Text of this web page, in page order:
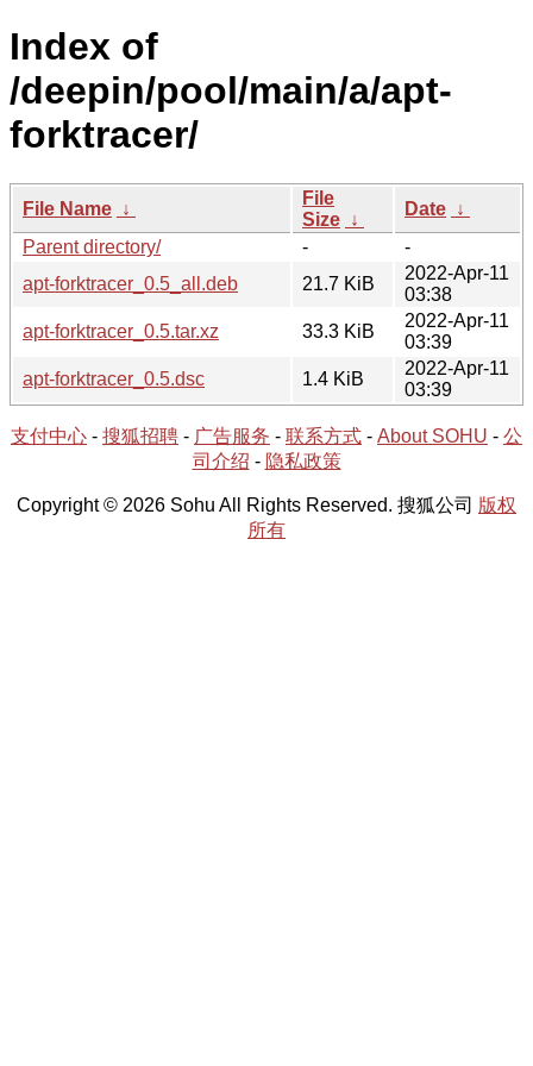
Index of
/deepin/pool/main/a/apt-
forktracer/
File Name ↓
File
Size ↓
Date ↓
Parent directory/
-
-
apt-forktracer_0.5_all.deb
21.7 KiB
2022-Apr-11
03:38
apt-forktracer_0.5.tar.xz
33.3 KiB
2022-Apr-11
03:39
apt-forktracer_0.5.dsc
1.4 KiB
2022-Apr-11
03:39
支付中心 - 搜狐招聘 - 广告服务 - 联系方式 - About SOHU - 公
司介绍 - 隐私政策
Copyright © 2026 Sohu All Rights Reserved. 搜狐公司 版权
所有